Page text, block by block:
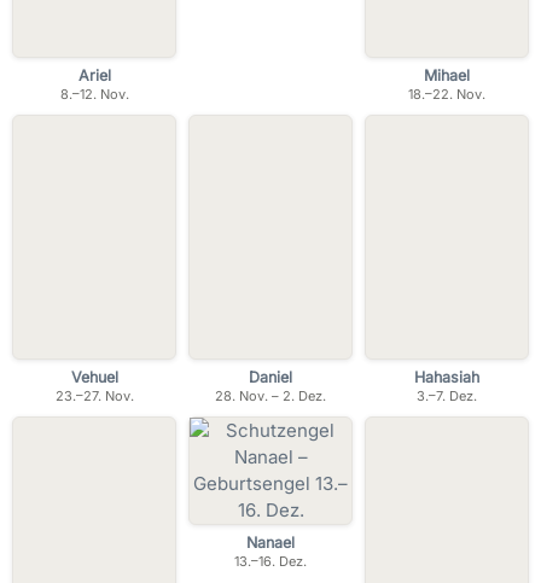
Ariel
8.–12. Nov.
Mihael
18.–22. Nov.
Vehuel
23.–27. Nov.
Daniel
28. Nov. – 2. Dez.
Hahasiah
3.–7. Dez.
Nanael
13.–16. Dez.